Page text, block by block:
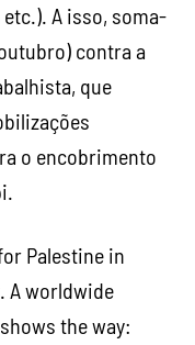
A isso, soma-
contra a
que
o encobrimento
Palestine in
A worldwide
the way: